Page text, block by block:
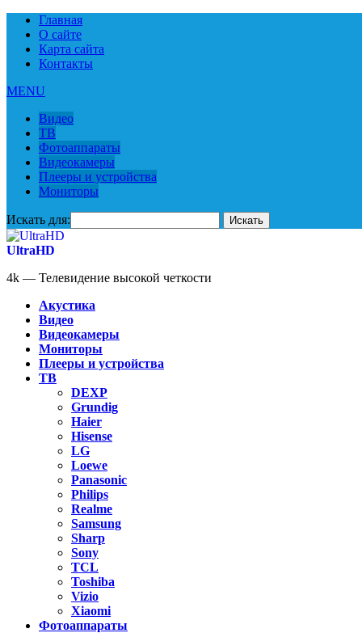
Главная
О сайте
Карта сайта
Контакты
MENU
Видео
ТВ
Фотоаппараты
Видеокамеры
Плееры и устройства
Мониторы
Искать для:
UltraHD
4k — Телевидение высокой четкости
Акустика
Видео
Видеокамеры
Мониторы
Плееры и устройства
ТВ
DEXP
Grundig
Haier
Hisense
LG
Loewe
Panasonic
Philips
Realme
Samsung
Sharp
Sony
TCL
Toshiba
Vizio
Xiaomi
Фотоаппараты